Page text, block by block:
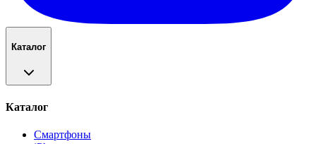
Каталог
Каталог
Смартфоны